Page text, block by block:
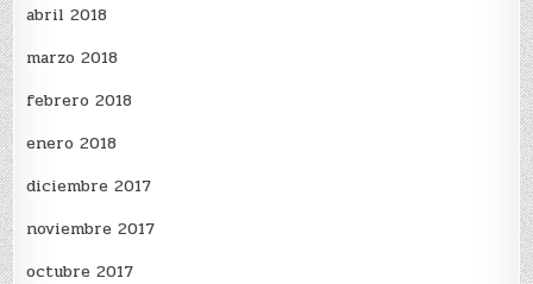
abril 2018
marzo 2018
febrero 2018
enero 2018
diciembre 2017
noviembre 2017
octubre 2017